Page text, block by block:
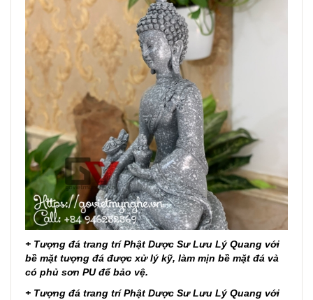
+ Tượng đá trang trí Phật Dược Sư Lưu Lý Quang với
bề mặt tượng đá được xử lý kỹ, làm mịn bề mặt đá và
có phủ sơn PU để bảo vệ.
+ Tượng đá trang trí Phật Dược Sư Lưu Lý Quang với